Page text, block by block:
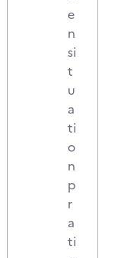
e
n
si
t
u
a
ti
o
n
p
r
a
ti